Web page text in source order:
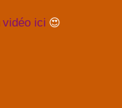
vidéo ici 😍